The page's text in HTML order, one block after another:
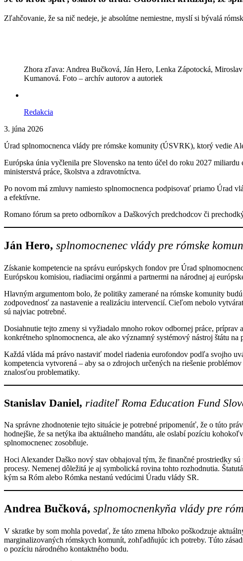
Zľahčovanie, že sa nič nedeje, je absolútne nemiestne, myslí si bývalá
Zhora zľava: Andrea Bučková, Ján Hero, Lenka Zápotocká,
Kumanová. Foto – archív autorov a autoriek
Redakcia
3. júna 2026
Úrad splnomocnenca vlády pre rómske komunity (ÚSVRK), ktorý vedie
Európska únia vyčlenila pre Slovensko na tento účel do roku 2027 miliardu
ministerstvá práce, školstva a zdravotníctva.
Po novom má zmluvy namiesto splnomocnenca podpisovať priamo Úrad
a efektívne.
Romano fórum sa preto odborníkov a Daškových predchodcov či
Ján Hero, splnomocnenec vlády pre rómske
Získanie kompetencie na správu európskych fondov pre Úrad
Európskou komisiou, riadiacimi orgánmi a partnermi na národnej aj
Hlavným argumentom bolo, že politiky zamerané na rómske komunity
zodpovednosť za nastavenie a realizáciu intervencií. Cieľom nebolo
sú najviac potrebné.
Dosiahnutie tejto zmeny si vyžiadalo mnoho rokov odbornej práce,
konkrétneho splnomocnenca, ale ako významný systémový nástroj štátu
Každá vláda má právo nastaviť model riadenia eurofondov podľa svojho
kompetencia vytvorená – aby sa o zdrojoch určených na riešenie
znalosťou problematiky.
Stanislav Daniel, riaditeľ Roma Education Fund
Na správne zhodnotenie tejto situácie je potrebné pripomenúť, že o túto
hodnejšie, že sa netýka iba aktuálneho mandátu, ale oslabí pozíciu
splnomocnenec zosobňuje.
Hoci Alexander Daško nový stav obhajoval tým, že finančné prostriedky
procesy. Nemenej dôležitá je aj symbolická rovina tohto rozhodnutia.
kým sa Róm alebo Rómka nestanú vedúcimi Úradu vlády SR.
Andrea Bučková, splnomocnenkyňa vlády pre
V skratke by som mohla povedať, že táto zmena hlboko poškodzuje
marginalizovaných rómskych komunít, zohľadňujúc ich potreby. Túto
o pozíciu národného kontaktného bodu.